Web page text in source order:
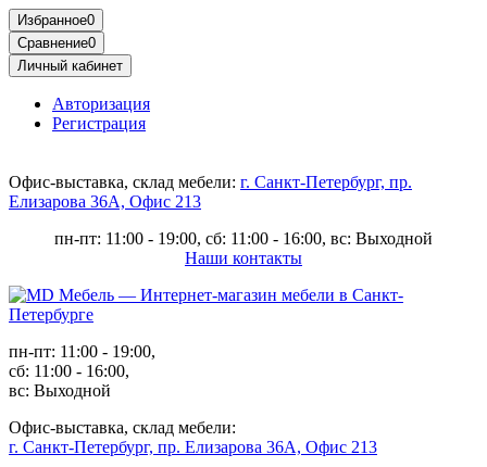
Избранное0
Сравнение0
Личный кабинет
Авторизация
Регистрация
Офис-выставка, склад мебели: г. Санкт-Петербург, пр.
Елизарова 36А, Офис 213
пн-пт: 11:00 - 19:00, сб: 11:00 - 16:00, вс: Выходной
Наши контакты
пн-пт: 11:00 - 19:00,
сб: 11:00 - 16:00,
вс: Выходной
Офис-выставка, склад мебели:
г. Санкт-Петербург, пр. Елизарова 36А, Офис 213